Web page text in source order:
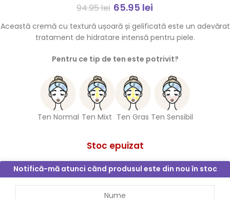
94.95lei 65.95 lei
Această cremă cu textură ușoară și gelificată este un adevărat
tratament de hidratare intensă pentru piele.
Pentru ce tip de ten este potrivit?
Ten Normal Ten Mixt Ten Gras Ten Sensibil
Stoc epuizat
Notifică-mă atunci când produsul este din nou în stoc